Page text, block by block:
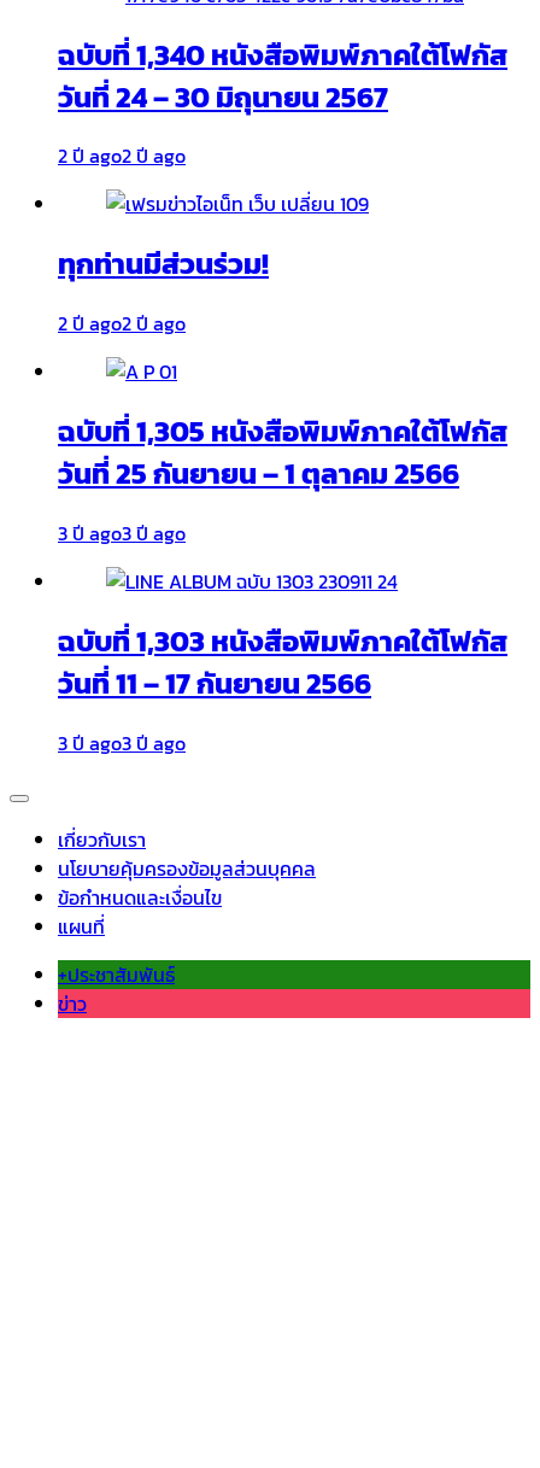
ฉบับที่ 1,340 หนังสือพิมพ์ภาคใต้โฟกัส
วันที่ 24 – 30 มิถุนายน 2567
2 ปี ago2 ปี ago
ทุกท่านมีส่วนร่วม!
2 ปี ago2 ปี ago
ฉบับที่ 1,305 หนังสือพิมพ์ภาคใต้โฟกัส
วันที่ 25 กันยายน – 1 ตุลาคม 2566
3 ปี ago3 ปี ago
ฉบับที่ 1,303 หนังสือพิมพ์ภาคใต้โฟกัส
วันที่ 11 – 17 กันยายน 2566
3 ปี ago3 ปี ago
เกี่ยวกับเรา
นโยบายคุ้มครองข้อมูลส่วนบุคคล
ข้อกำหนดและเงื่อนไข
แผนที่
+ประชาสัมพันธ์
ข่าว